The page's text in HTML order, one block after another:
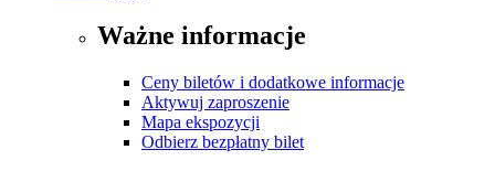
Ważne informacje
Ceny biletów i dodatkowe informacje
Aktywuj zaproszenie
Mapa ekspozycji
Odbierz bezpłatny bilet